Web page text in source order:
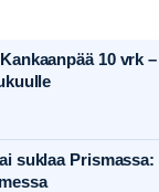
10 vrk
suklaa